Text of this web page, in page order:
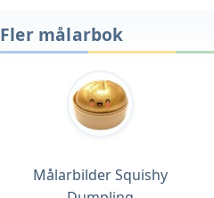
Fler målarbok
Målarbilder Squishy